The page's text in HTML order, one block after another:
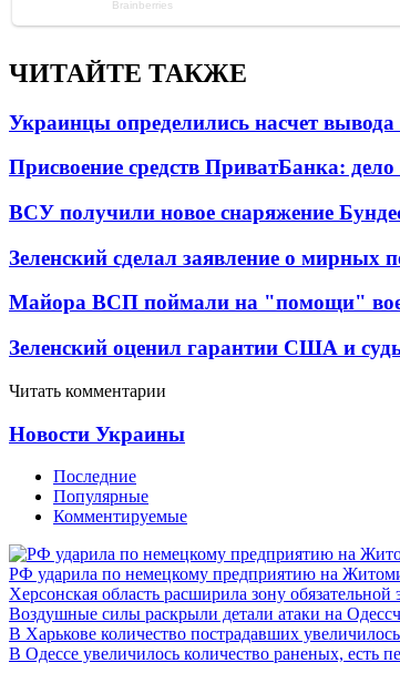
ЧИТАЙТЕ ТАКЖЕ
Украинцы определились насчет вывода
Присвоение средств ПриватБанка:
ВСУ получили новое снаряжение
Зеленский сделал заявление о мирных
Майора ВСП поймали на "помощи"
Зеленский оценил гарантии США и
Читать комментарии
Новости Украины
Последние
Популярные
Комментируемые
РФ ударила по немецкому предприятию на
Херсонская область расширила зону обязательной
Воздушные силы раскрыли детали атаки на
В Харькове количество пострадавших
В Одессе увеличилось количество раненых, есть